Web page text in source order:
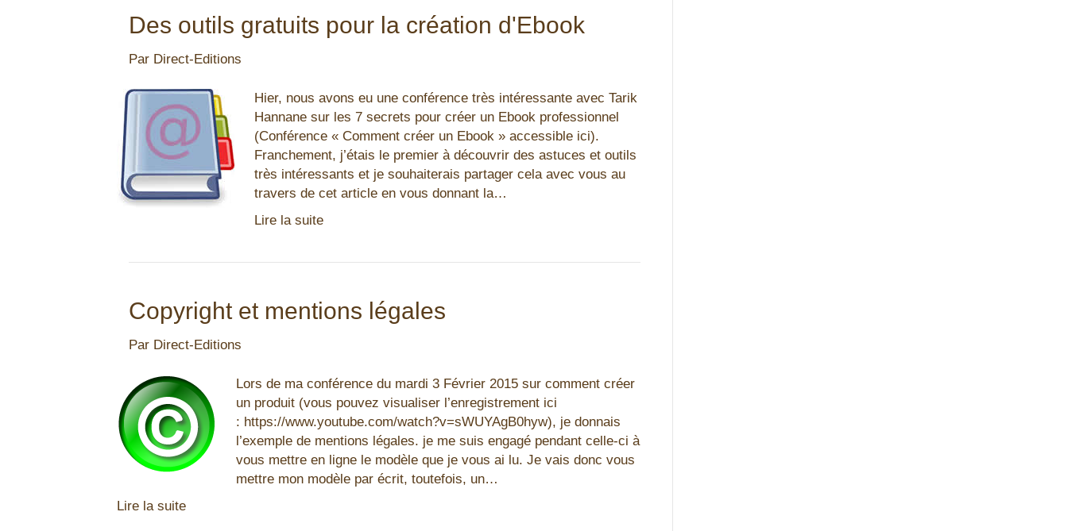
Des outils gratuits pour la création d'Ebook
Par Direct-Editions
Hier, nous avons eu une conférence très intéressante avec Tarik
Hannane sur les 7 secrets pour créer un Ebook professionnel
(Conférence « Comment créer un Ebook » accessible ici).
Franchement, j’étais le premier à découvrir des astuces et outils
très intéressants et je souhaiterais partager cela avec vous au
travers de cet article en vous donnant la…
Lire la suite
Copyright et mentions légales
Par Direct-Editions
Lors de ma conférence du mardi 3 Février 2015 sur comment créer
un produit (vous pouvez visualiser l’enregistrement ici
: https://www.youtube.com/watch?v=sWUYAgB0hyw), je donnais
l’exemple de mentions légales. je me suis engagé pendant celle-ci à
vous mettre en ligne le modèle que je vous ai lu. Je vais donc vous
mettre mon modèle par écrit, toutefois, un…
Lire la suite